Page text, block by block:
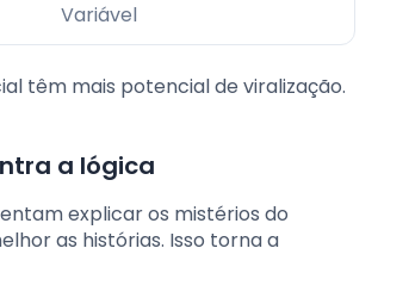
Variável
têm mais potencial de viralização.
a lógica
explicar os mistérios do
as histórias. Isso torna a